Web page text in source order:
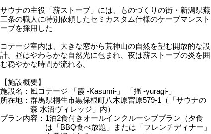
サウナの主役「薪ストーブ」には、ものづくりの街・新潟県燕
三条の職人に特別依頼したセミカスタム仕様のケーブマンスト
ーブを採用した
コテージ室内は、大きな窓から荒神山の自然を望む開放的な設
計。昼はやわらかな自然光に包まれ、夜は薪ストーブの炎を囲
む穏やかな時間が流れる。
【施設概要】
施設名：風コテージ 「霞 -Kasumi-」 「揺 -yuragi-」
所在地：群馬県桐生市黒保根町八木原宮原579-1（「サウナの
森 水沼ヴィレッジ」内）
プラン内容：1泊2食付きオールインクルーシブプラン（夕食
は「BBQ食べ放題」または「フレンチディナー」